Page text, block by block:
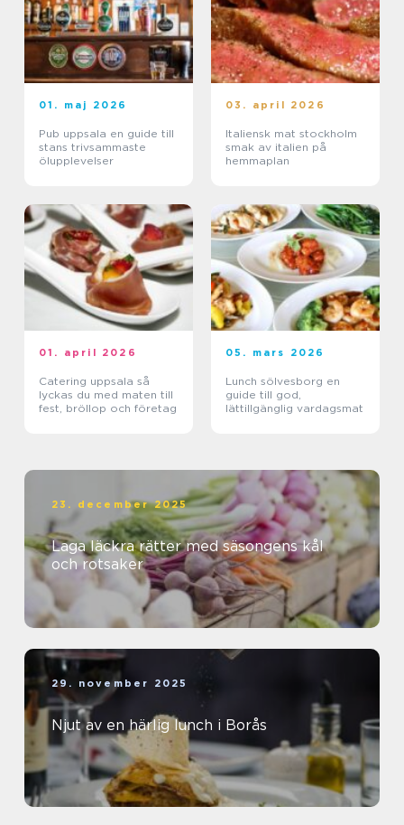
01. maj 2026
Pub uppsala en guide till
stans trivsammaste
ölupplevelser
03. april 2026
Italiensk mat stockholm
smak av italien på
hemmaplan
01. april 2026
Catering uppsala så
lyckas du med maten till
fest, bröllop och företag
05. mars 2026
Lunch sölvesborg en
guide till god,
lättillgänglig vardagsmat
23. december 2025
Laga läckra rätter med säsongens kål
och rotsaker
29. november 2025
Njut av en härlig lunch i Borås